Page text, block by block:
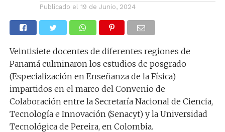
Publicado el 19 de Junio, 2024
Veintisiete docentes de diferentes regiones de
Panamá culminaron los estudios de posgrado
(Especialización en Enseñanza de la Física)
impartidos en el marco del Convenio de
Colaboración entre la Secretaría Nacional de Ciencia,
Tecnología e Innovación (Senacyt) y la Universidad
Tecnológica de Pereira, en Colombia.